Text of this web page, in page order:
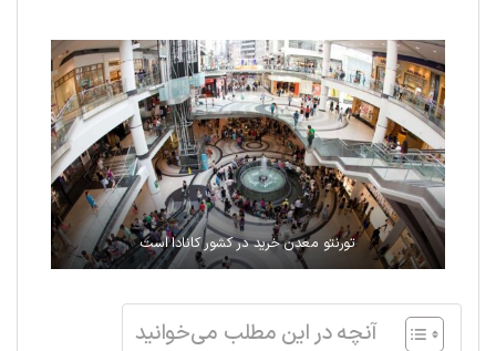
تورنتو معدن خرید در کشور کانادا است
آنچه در این مطلب می‌خوانید